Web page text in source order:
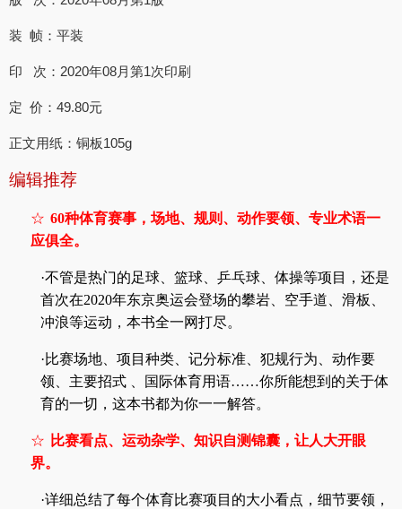
装 帧：平装
印 次：2020年08月第1次印刷
定 价：49.80元
正文用纸：铜板105g
编辑推荐
☆ 60种体育赛事，场地、规则、动作要领、专业术语一
应俱全。
·不管是热门的足球、篮球、乒乓球、体操等项目，还是
首次在2020年东京奥运会登场的攀岩、空手道、滑板、
冲浪等运动，本书全一网打尽。
·比赛场地、项目种类、记分标准、犯规行为、动作要
领、主要招式 、国际体育用语……你所能想到的关于体
育的一切，这本书都为你一一解答。
☆ 比赛看点、运动杂学、知识自测锦囊，让人大开眼
界。
·详细总结了每个体育比赛项目的大小看点，细节要领，